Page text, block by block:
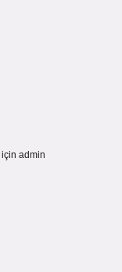
için admin